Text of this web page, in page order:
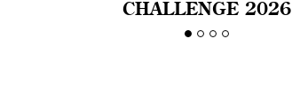
CHALLENGE 2026
CELEBRA LA